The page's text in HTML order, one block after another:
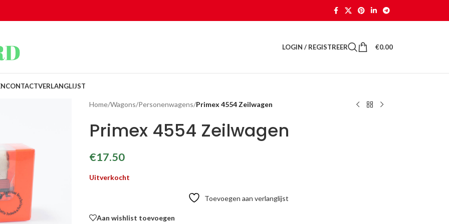
LOGIN / REGISTREER €0.00
CONTACTVERLANGLIJST
Home/Wagons/Personenwagens/Primex 4554 Zeilwagen
Primex 4554 Zeilwagen
€17.50
Uitverkocht
Toevoegen aan verlanglijst
Aan wishlist toevoegen